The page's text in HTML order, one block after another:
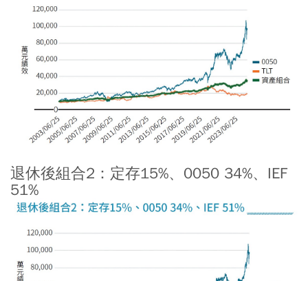
退休後組合2：定存15%、0050 34%、IEF
51%